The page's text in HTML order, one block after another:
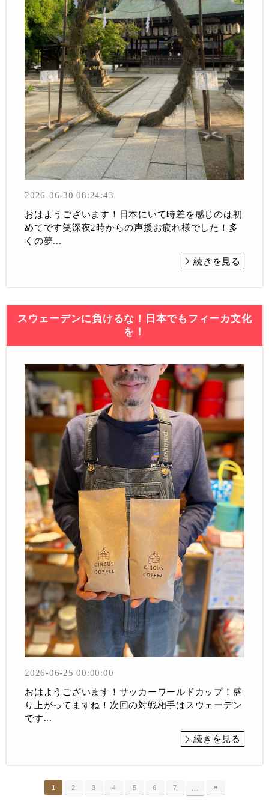
2026-06-30 08:24:43
おはようございます！日本にいて時差を感じのは初
めてです笑深夜2時からの声援お疲れ様でした！多
くの夢...
続きを見る
スウェーデンに負けるな！日本でもフィーカ文化
を！
2026-06-25 00:00:00
おはようございます！サッカーワールドカップ！盛
り上がってますね！次回の対戦相手はスウェーデン
です...
続きを見る
1 2 3 4 5 6 7 »